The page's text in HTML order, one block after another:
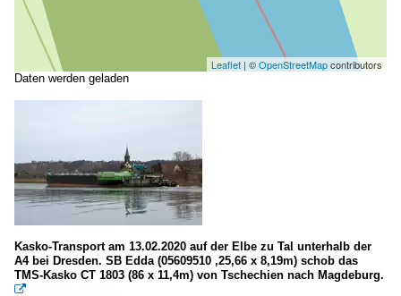
Leaflet | ©OpenStreetMapcontributors
Daten werden geladen
Kasko-Transport am 13.02.2020 auf der Elbe zu Tal unterhalb der
A4 bei Dresden. SB Edda (05609510 ,25,66 x 8,19m) schob das
TMS-Kasko CT 1803 (86 x 11,4m) von Tschechien nach Magdeburg.
